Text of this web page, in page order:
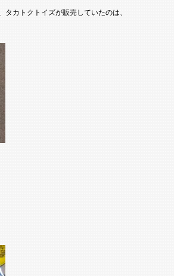
カトクトイズが販売していたのは、